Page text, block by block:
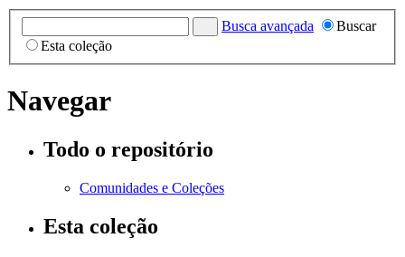
Busca avançada
Buscar
Esta coleção
Navegar
Todo o repositório
Comunidades e Coleções
Esta coleção